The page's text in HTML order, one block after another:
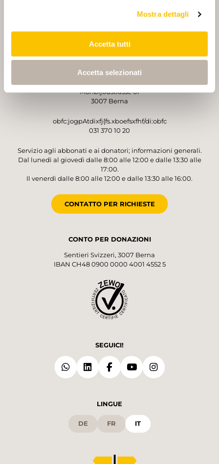
Mostra dettagli
Accetta tutti
Accetta selezionati
PARTNER
Monbijoustrasse 61
3007 Berna
obfc:jogpAtdixfj{fs.xboefsxfhf/di:obfc
031 370 10 20
Servizio agli abbonati e ai donatori; informazioni generali.
Dal lunedì al giovedì dalle 8:00 alle 12:00 e dalle 13:30 alle
17:00.
Il venerdì dalle 8:00 alle 12:00 e dalle 13:30 alle 16:00.
CONTATTO PER RICHIESTE
CONTO PER DONAZIONI
Sentieri Svizzeri, 3007 Berna
IBAN CH48 0900 0000 4001 4552 5
SEGUICI!
LINGUE
DE FR IT